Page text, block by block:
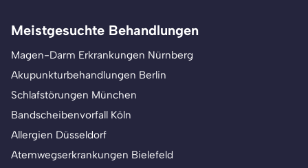
Meistgesuchte Behandlungen
Magen-Darm Erkrankungen Nürnberg
Akupunkturbehandlungen Berlin
Schlafstörungen München
Bandscheibenvorfall Köln
Allergien Düsseldorf
Atemwegserkrankungen Bielefeld